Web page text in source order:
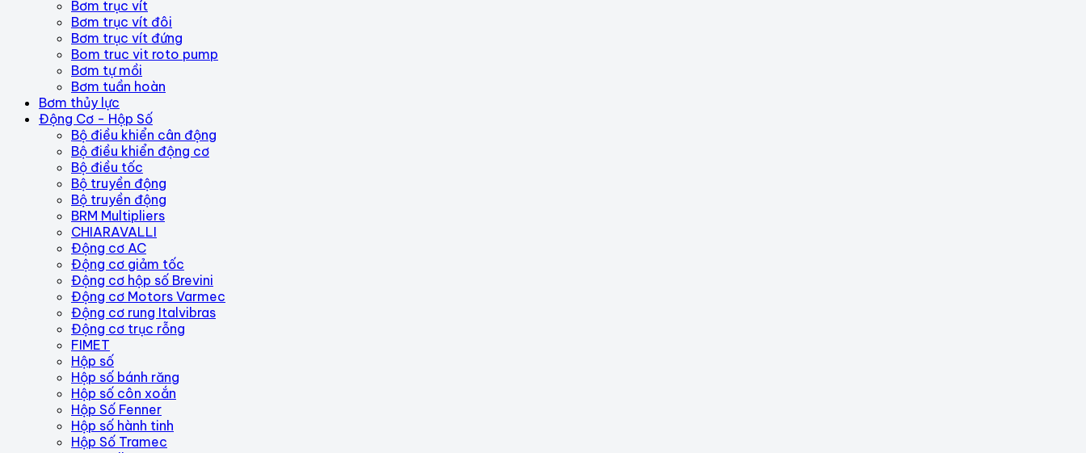
Bơm trục vít
Bơm trục vít đôi
Bơm trục vít đứng
Bom truc vit roto pump
Bơm tự mồi
Bơm tuần hoàn
Bơm thủy lực
Động Cơ - Hộp Số
Bộ điều khiển cân động
Bộ điều khiển động cơ
Bộ điều tốc
Bộ truyền động
Bộ truyền động
BRM Multipliers
CHIARAVALLI
Động cơ AC
Động cơ giảm tốc
Động cơ hộp số Brevini
Động cơ Motors Varmec
Động cơ rung Italvibras
Động cơ trục rỗng
FIMET
Hộp số
Hộp số bánh răng
Hộp số côn xoắn
Hộp Số Fenner
Hộp số hành tinh
Hộp Số Tramec